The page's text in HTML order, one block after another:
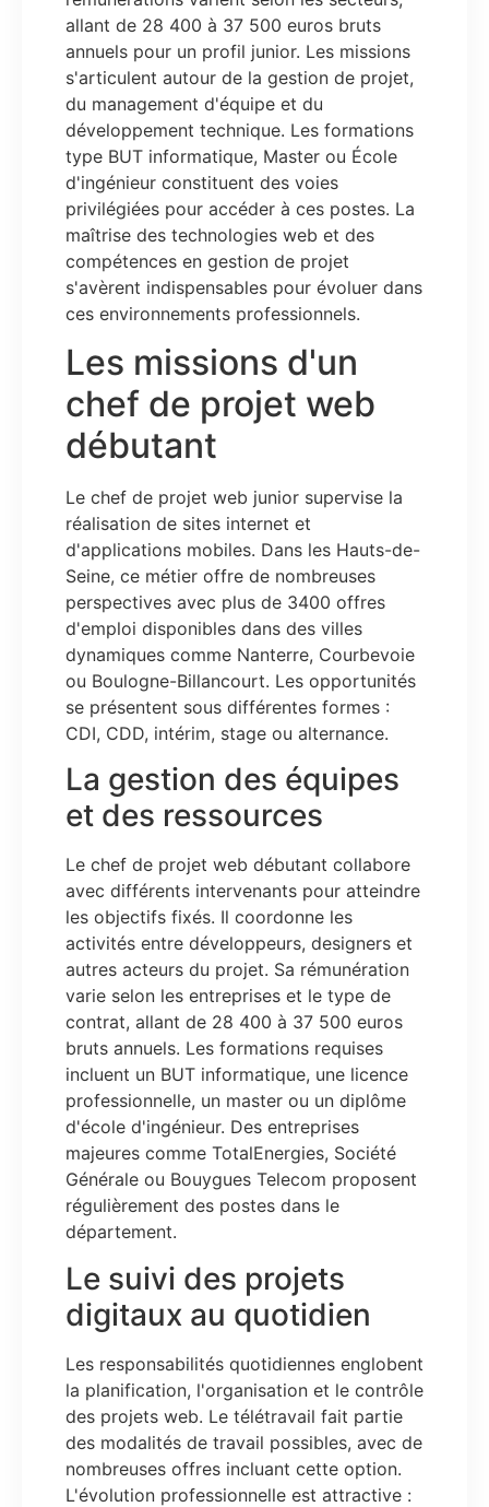
allant de 28 400 à 37 500 euros bruts
annuels pour un profil junior. Les missions
s'articulent autour de la gestion de projet,
du management d'équipe et du
développement technique. Les formations
type BUT informatique, Master ou École
d'ingénieur constituent des voies
privilégiées pour accéder à ces postes. La
maîtrise des technologies web et des
compétences en gestion de projet
s'avèrent indispensables pour évoluer dans
ces environnements professionnels.
Les missions d'un
chef de projet web
débutant
Le chef de projet web junior supervise la
réalisation de sites internet et
d'applications mobiles. Dans les Hauts-de-
Seine, ce métier offre de nombreuses
perspectives avec plus de 3400 offres
d'emploi disponibles dans des villes
dynamiques comme Nanterre, Courbevoie
ou Boulogne-Billancourt. Les opportunités
se présentent sous différentes formes :
CDI, CDD, intérim, stage ou alternance.
La gestion des équipes
et des ressources
Le chef de projet web débutant collabore
avec différents intervenants pour atteindre
les objectifs fixés. Il coordonne les
activités entre développeurs, designers et
autres acteurs du projet. Sa rémunération
varie selon les entreprises et le type de
contrat, allant de 28 400 à 37 500 euros
bruts annuels. Les formations requises
incluent un BUT informatique, une licence
professionnelle, un master ou un diplôme
d'école d'ingénieur. Des entreprises
majeures comme TotalEnergies, Société
Générale ou Bouygues Telecom proposent
régulièrement des postes dans le
département.
Le suivi des projets
digitaux au quotidien
Les responsabilités quotidiennes englobent
la planification, l'organisation et le contrôle
des projets web. Le télétravail fait partie
des modalités de travail possibles, avec de
nombreuses offres incluant cette option.
L'évolution professionnelle est attractive :